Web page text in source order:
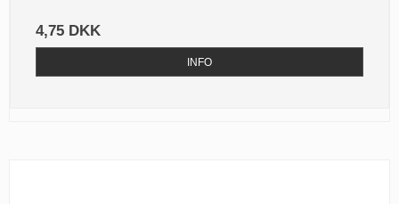
4,75 DKK
INFO